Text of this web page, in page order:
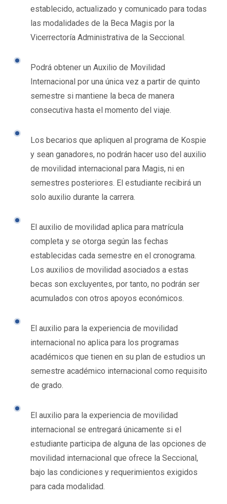
establecido, actualizado y comunicado para todas
las modalidades de la Beca Magis por la
Vicerrectoría Administrativa de la Seccional.
Podrá obtener un Auxilio de Movilidad
Internacional por una única vez a partir de quinto
semestre si mantiene la beca de manera
consecutiva hasta el momento del viaje.
Los becarios que apliquen al programa de Kospie
y sean ganadores, no podrán hacer uso del auxilio
de movilidad internacional para Magis, ni en
semestres posteriores. El estudiante recibirá un
solo auxilio durante la carrera.
El auxilio de movilidad aplica para matrícula
completa y se otorga según las fechas
establecidas cada semestre en el cronograma.
Los auxilios de movilidad asociados a estas
becas son excluyentes, por tanto, no podrán ser
acumulados con otros apoyos económicos.
El auxilio para la experiencia de movilidad
internacional no aplica para los programas
académicos que tienen en su plan de estudios un
semestre académico internacional como requisito
de grado.
El auxilio para la experiencia de movilidad
internacional se entregará únicamente si el
estudiante participa de alguna de las opciones de
movilidad internacional que ofrece la Seccional,
bajo las condiciones y requerimientos exigidos
para cada modalidad.